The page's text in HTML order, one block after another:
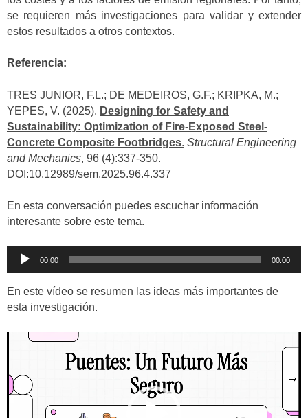
se requieren más investigaciones para validar y extender
estos resultados a otros contextos.
Referencia:
TRES JUNIOR, F.L.; DE MEDEIROS, G.F.; KRIPKA, M.;
YEPES, V. (2025). Designing for Safety and
Sustainability: Optimization of Fire-Exposed Steel-
Concrete Composite Footbridges. Structural Engineering
and Mechanics, 96 (4):337-350.
DOI:10.12989/sem.2025.96.4.337
En esta conversación puedes escuchar información
interesante sobre este tema.
Reproductor
audio
00:00 00:00
En este vídeo se resumen las ideas más importantes de
esta investigación.
Reproductor